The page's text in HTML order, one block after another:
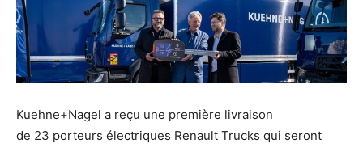
Kuehne+Nagel a reçu une première livraison
de 23 porteurs électriques Renault Trucks qui seront